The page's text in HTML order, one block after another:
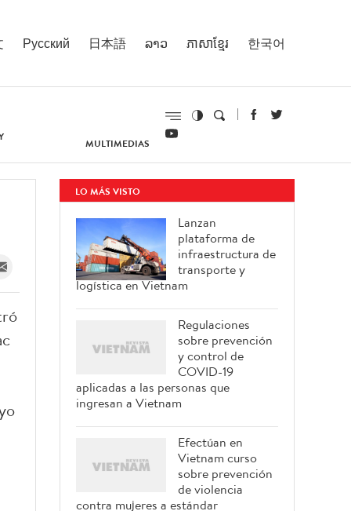
Русский 日本語 ລາວ ភាសាខ្មែរ 한국어
MULTIMEDIAS
LO MÁS VISTO
Lanzan
plataforma de
infraestructura de
transporte y
logística en Vietnam
Regulaciones
sobre prevención
y control de
COVID-19
aplicadas a las personas que
ingresan a Vietnam
Efectúan en
Vietnam curso
sobre prevención
de violencia
contra mujeres a estándar